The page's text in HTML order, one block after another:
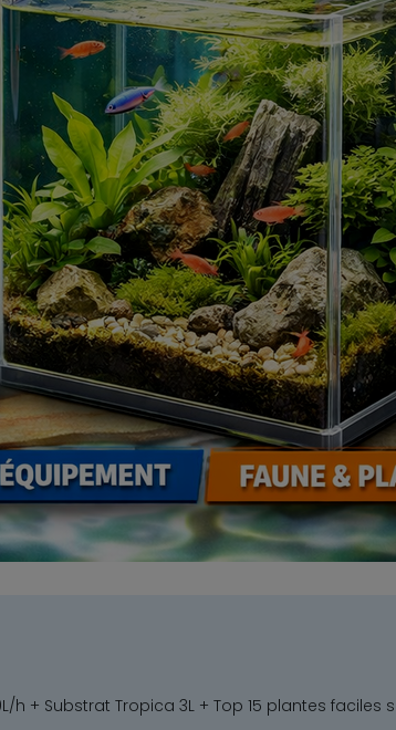
h + Substrat Tropica 3L + Top 15 plantes faciles